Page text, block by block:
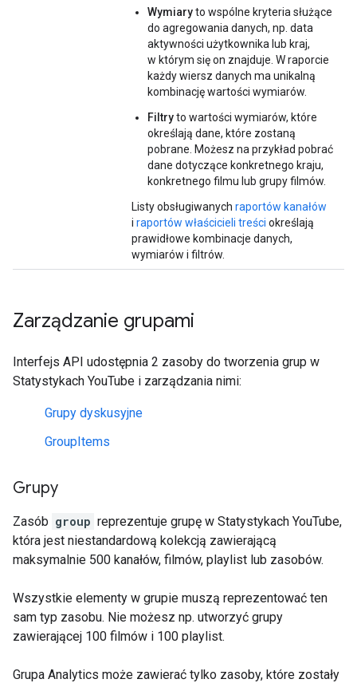
Wymiaryto wspólne kryteria służące
do agregowania danych, np. data
aktywności użytkownika lub kraj,
w którym się on znajduje. W raporcie
każdy wiersz danych ma unikalną
kombinację wartości wymiarów.
Filtryto wartości wymiarów, które
określają dane, które zostaną
pobrane. Możesz na przykład pobrać
dane dotyczące konkretnego kraju,
konkretnego filmu lub grupy filmów.
Listy obsługiwanych raportów kanałów
i raportów właścicieli treści określają
prawidłowe kombinacje danych,
wymiarów i filtrów.
Zarządzanie grupami
Interfejs API udostępnia 2 zasoby do tworzenia grup w
Statystykach YouTube i zarządzania nimi:
Grupy dyskusyjne
GroupItems
Grupy
Zasób group reprezentuje grupę w Statystykach YouTube,
która jest niestandardową kolekcją zawierającą
maksymalnie 500 kanałów, filmów, playlist lub zasobów.
Wszystkie elementy w grupie muszą reprezentować ten
sam typ zasobu. Nie możesz np. utworzyć grupy
zawierającej 100 filmów i 100 playlist.
Grupa Analytics może zawierać tylko zasoby, które zostały